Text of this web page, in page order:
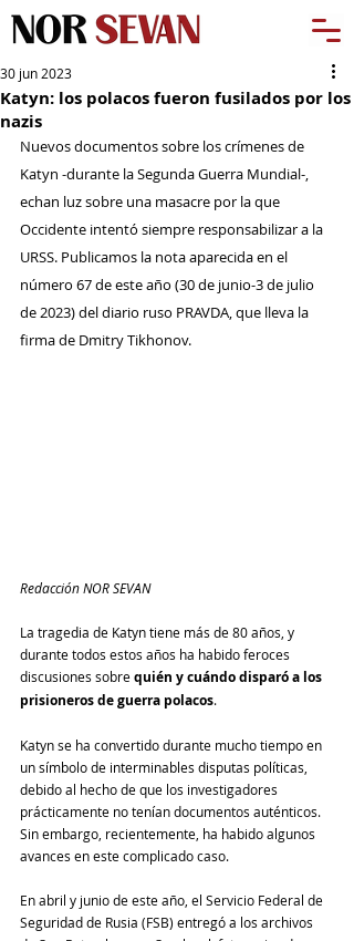
Katyn: los polacos fueron fusilados por los
nazis
30 jun 2023
Nuevos documentos sobre los crímenes de
Katyn -durante la Segunda Guerra Mundial-,
echan luz sobre una masacre por la que
Occidente intentó siempre responsabilizar a la
URSS. Publicamos la nota aparecida en el
número 67 de este año (30 de junio-3 de julio
de 2023) del diario ruso PRAVDA, que lleva la
firma de Dmitry Tikhonov.
Redacción NOR SEVAN
La tragedia de Katyn tiene más de 80 años, y
durante todos estos años ha habido feroces
discusiones sobre quién y cuándo disparó a los
prisioneros de guerra polacos.
Katyn se ha convertido durante mucho tiempo en
un símbolo de interminables disputas políticas,
debido al hecho de que los investigadores
prácticamente no tenían documentos auténticos.
Sin embargo, recientemente, ha habido algunos
avances en este complicado caso.
En abril y junio de este año, el Servicio Federal de
Seguridad de Rusia (FSB) entregó a los archivos